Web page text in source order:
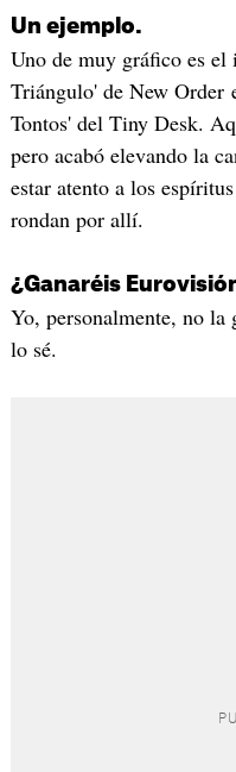
Un ejemplo.
Uno de muy gráfico es
Triángulo' de New Order
Tontos' del Tiny Desk.
pero acabó elevando la
estar atento a los
rondan por allí.
¿Ganaréis
Yo, personalmente, no la
lo sé.